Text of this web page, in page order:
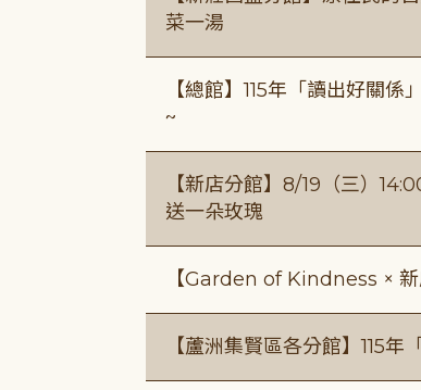
菜一湯
【總館】115年「讀出好關
~
【新店分館】8/19（三）
送一朵玫瑰
【Garden of Kindness ×
【蘆洲集賢區各分館】115